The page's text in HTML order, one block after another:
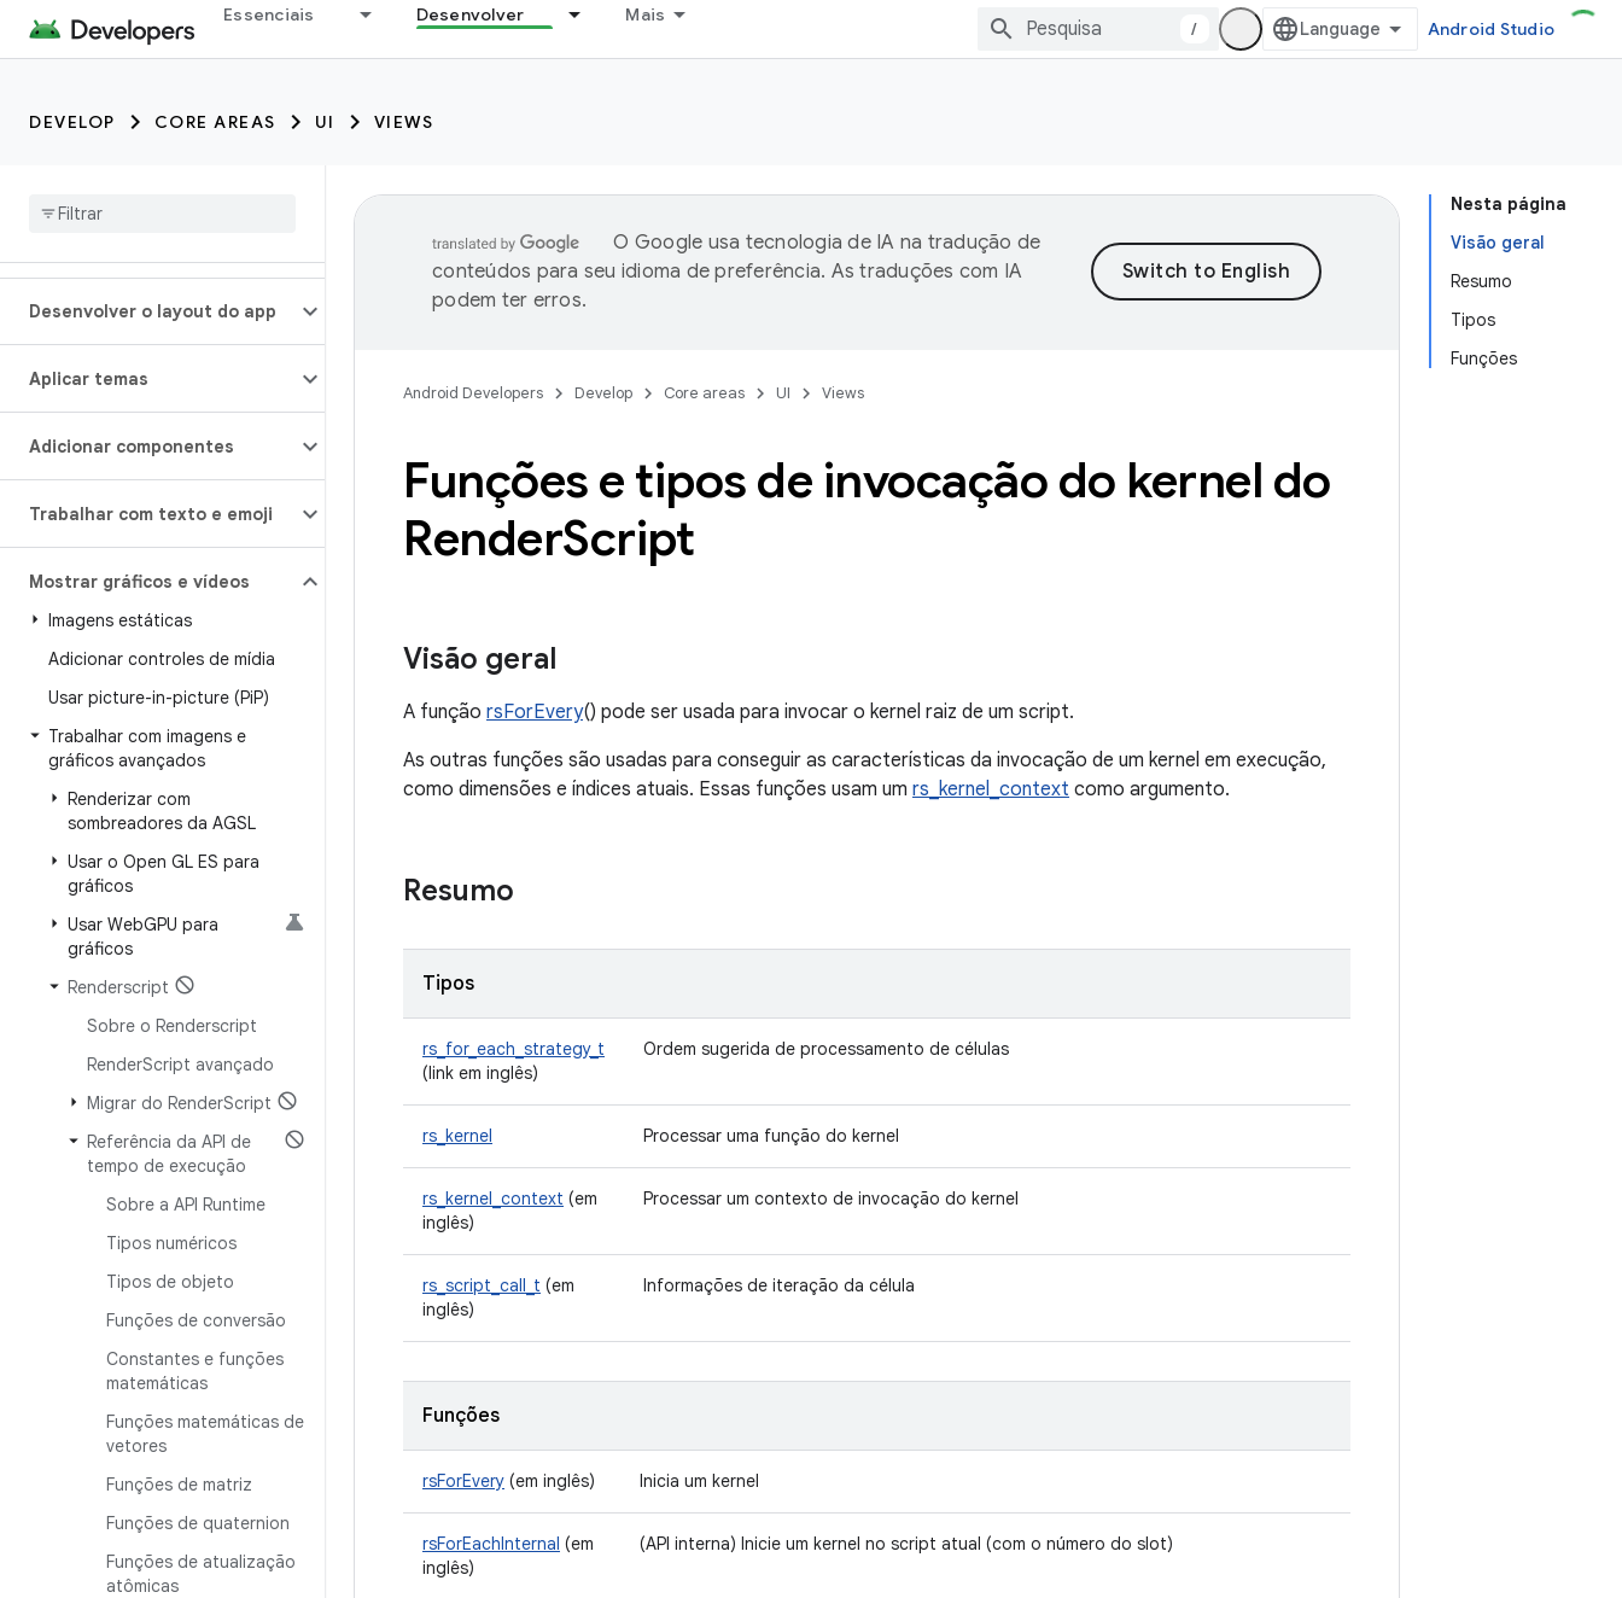
Essenciais Desenvolver Mais
/ Android Studio
DEVELOP CORE AREAS UI VIEWS
Desenvolver o layout do app
Aplicar temas
Adicionar componentes
Trabalhar com texto e emoji
Mostrar gráficos e vídeos
Imagens estáticas
Adicionar controles de mídia
Usar picture-in-picture (PiP)
Trabalhar com imagens e
gráficos avançados
Renderizar com
sombreadores da AGSL
Usar o Open GL ES para
gráficos
Usar WebGPU para
gráficos
Renderscript
Sobre o Renderscript
RenderScript avançado
Migrar do RenderScript
Referência da API de
tempo de execução
Sobre a API Runtime
Tipos numéricos
Tipos de objeto
Funções de conversão
Constantes e funções
matemáticas
Funções matemáticas de
vetores
Funções de matriz
Funções de quaternion
Funções de atualização
atômicas
Nesta página
Visão geral
Resumo
Tipos
Funções
O Google usa tecnologia de IA na tradução de
conteúdos para seu idioma de preferência. As traduções com IA
podem ter erros.
Android Developers Develop Core areas UI Views
Funções e tipos de invocação do kernel do
RenderScript
Visão geral
A função rsForEvery() pode ser usada para invocar o kernel raiz de um script.
As outras funções são usadas para conseguir as características da invocação de um kernel em execução,
como dimensões e índices atuais. Essas funções usam um rs_kernel_context como argumento.
Resumo
Tipos
rs_for_each_strategy_t
(link em inglês)
Ordem sugerida de processamento de células
rs_kernel Processar uma função do kernel
rs_kernel_context (em
inglês)
Processar um contexto de invocação do kernel
rs_script_call_t (em
inglês)
Informações de iteração da célula
Funções
rsForEvery (em inglês) Inicia um kernel
rsForEachInternal (em
inglês)
(API interna) Inicie um kernel no script atual (com o número do slot)